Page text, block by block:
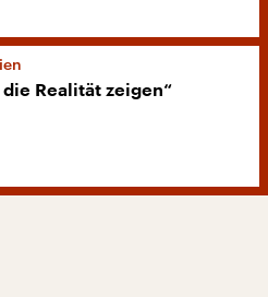
Realität zeigen“